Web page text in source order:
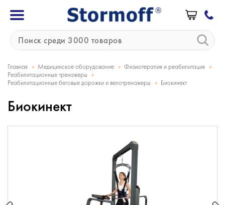
Главная » Медицинское оборудование » Физиотерапия и реабилитация »
Реабилитационные тренажеры »
Реабилитационные беговые дорожки и велотренажеры » Биокинект
Биокинект